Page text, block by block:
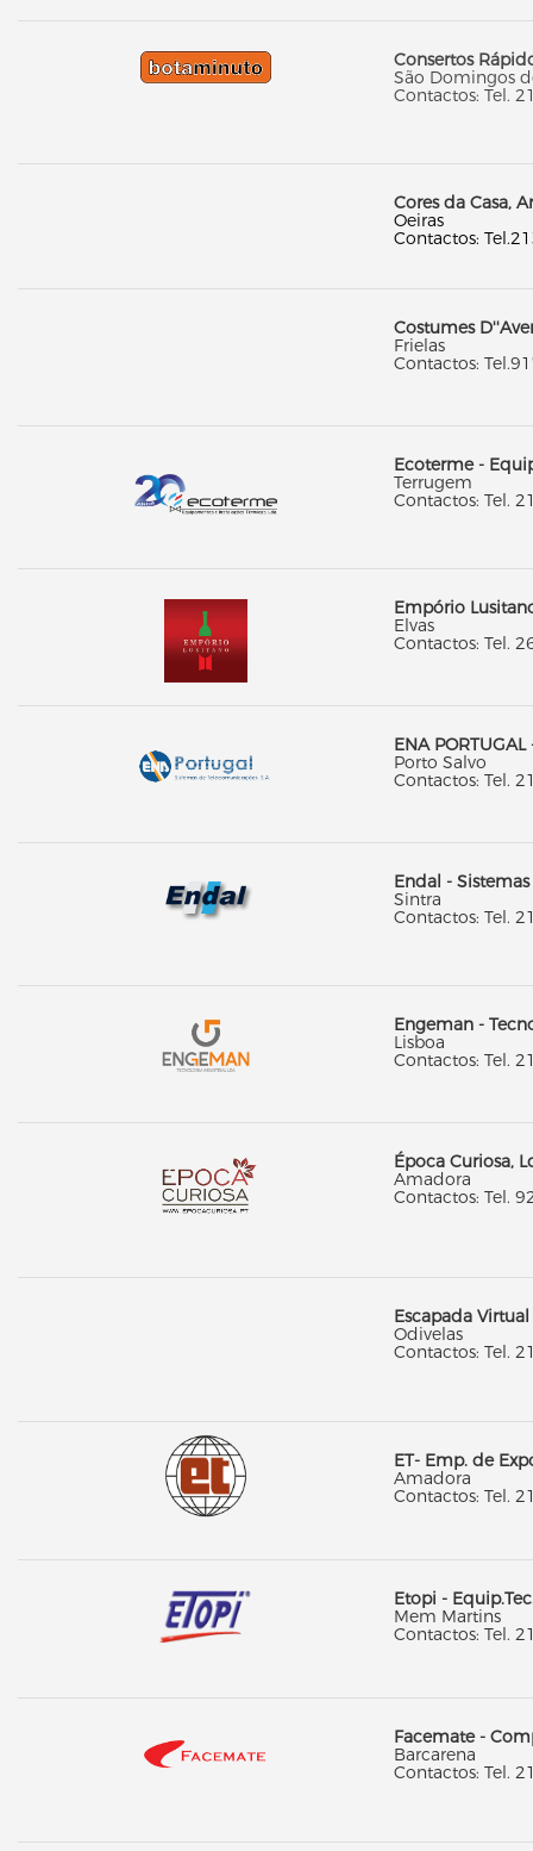
Consertos
São Domingos
Contactos: Tel.
Cores da Casa,
Oeiras
Contactos:
Costumes
Frielas
Contactos:
Ecoterme -
Terrugem
Contactos: Tel.
Empório
Elvas
Contactos: Tel.
ENA
Porto Salvo
Contactos: Tel.
Endal -
Sintra
Contactos: Tel.
Engeman -
Lisboa
Contactos: Tel.
Época Curiosa,
Amadora
Contactos: Tel.
Escapada
Odivelas
Contactos: Tel.
ET- Emp. de
Amadora
Contactos: Tel.
Etopi -
Mem Martins
Contactos: Tel.
Facemate -
Barcarena
Contactos: Tel.